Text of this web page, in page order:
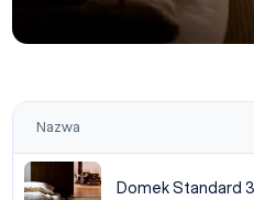
Nazwa
Domek Standard